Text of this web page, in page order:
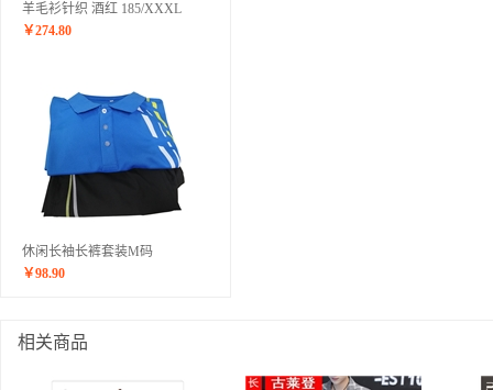
羊毛衫针织 酒红 185/XXXL
￥274.80
休闲长袖长裤套装M码
￥98.90